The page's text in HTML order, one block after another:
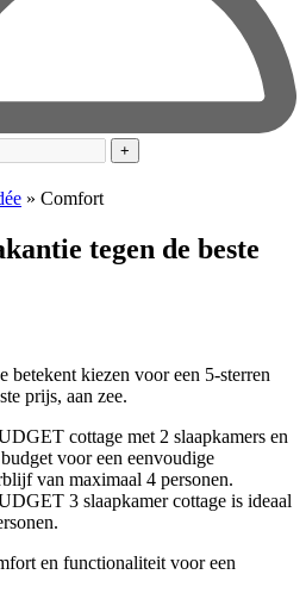
+
» Comfort
tegen de beste
betekent kiezen voor een 5-sterren
prijs, aan zee.
cottage met 2 slaapkamers en
voor een eenvoudige
van maximaal 4 personen.
3 slaapkamer cottage is ideaal
en functionaliteit voor een